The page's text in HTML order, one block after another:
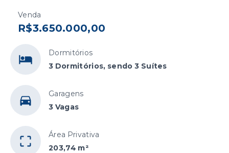
Venda
R$3.650.000,00
Dormitórios
3 Dormitórios, sendo 3 Suítes
Garagens
3 Vagas
Área Privativa
203,74 m²